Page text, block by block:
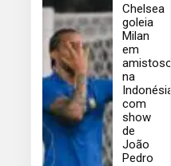
Chelsea
goleia
Milan
em
amistoso
na
Indonésia
com
show
de
João
Pedro